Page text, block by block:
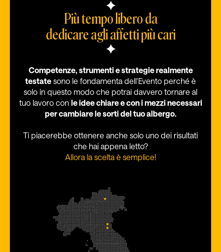
Più tempo libero da
dedicare agli affetti più cari
Competenze, strumenti e strategie realmente
testate sono le fondamenta dell'Evento perché è
solo in questo modo che potrai davvero tornare al
tuo lavoro con le idee chiare e con i mezzi necessari
per cambiare le sorti del tuo albergo.
Ti piacerebbe ottenere anche solo uno dei risultati
che hai appena letto?
Allora la scelta è semplice!